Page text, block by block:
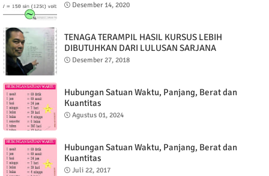
Desember 14, 2020
TENAGA TERAMPIL HASIL KURSUS LEBIH
DIBUTUHKAN DARI LULUSAN SARJANA
Desember 27, 2018
Hubungan Satuan Waktu, Panjang, Berat dan
Kuantitas
Agustus 01, 2024
Hubungan Satuan Waktu, Panjang, Berat dan
Kuantitas
Juli 22, 2017